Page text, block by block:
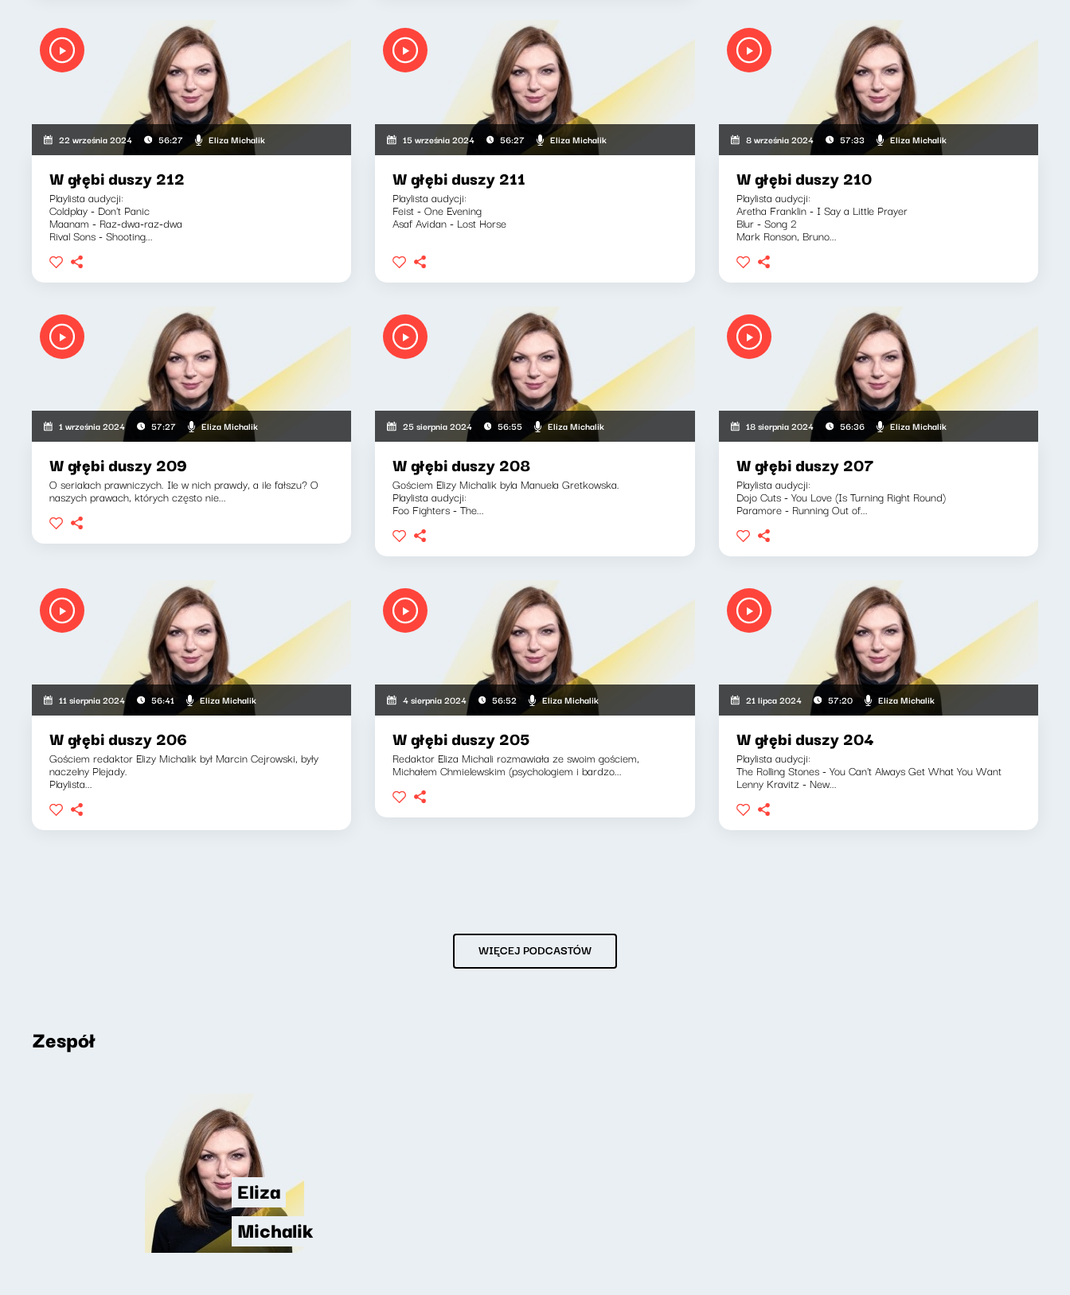
22 września 2024 56:27 Eliza Michalik
W głębi duszy 212
Playlista audycji:
Coldplay - Don't Panic
Maanam - Raz-dwa-raz-dwa
Rival Sons - Shooting...
15 września 2024 56:27 Eliza Michalik
W głębi duszy 211
Playlista audycji:
Feist - One Evening
Asaf Avidan - Lost Horse
8 września 2024 57:33 Eliza Michalik
W głębi duszy 210
Playlista audycji:
Aretha Franklin - I Say a Little Prayer
Blur - Song 2
Mark Ronson, Bruno...
1 września 2024 57:27 Eliza Michalik
W głębi duszy 209
O serialach prawniczych. Ile w nich prawdy, a ile fałszu? O
naszych prawach, których często nie...
25 sierpnia 2024 56:55 Eliza Michalik
W głębi duszy 208
Gościem Elizy Michalik byla Manuela Gretkowska.
Playlista audycji:
Foo Fighters - The...
18 sierpnia 2024 56:36 Eliza Michalik
W głębi duszy 207
Playlista audycji:
Dojo Cuts - You Love (Is Turning Right Round)
Paramore - Running Out of...
11 sierpnia 2024 56:41 Eliza Michalik
W głębi duszy 206
Gościem redaktor Elizy Michalik był Marcin Cejrowski, były
naczelny Plejady.
Playlista...
4 sierpnia 2024 56:52 Eliza Michalik
W głębi duszy 205
Redaktor Eliza Michali rozmawiała ze swoim gościem,
Michałem Chmielewskim (psychologiem i bardzo...
21 lipca 2024 57:20 Eliza Michalik
W głębi duszy 204
Playlista audycji:
The Rolling Stones - You Can't Always Get What You Want
Lenny Kravitz - New...
WIĘCEJ PODCASTÓW
Zespół
Eliza
Michalik